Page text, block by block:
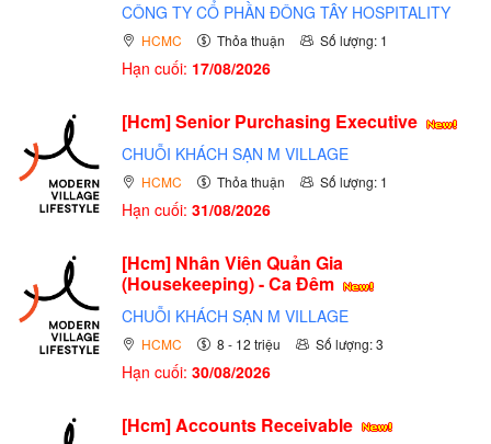
CÔNG TY CỔ PHẦN ĐÔNG TÂY HOSPITALITY
HCMC Thỏa thuận Số lượng: 1
Hạn cuối: 17/08/2026
[Hcm] Senior Purchasing Executive
CHUỖI KHÁCH SẠN M VILLAGE
HCMC Thỏa thuận Số lượng: 1
Hạn cuối: 31/08/2026
[Hcm] Nhân Viên Quản Gia
(Housekeeping) - Ca Đêm
CHUỖI KHÁCH SẠN M VILLAGE
HCMC 8 - 12 triệu Số lượng: 3
Hạn cuối: 30/08/2026
[Hcm] Accounts Receivable